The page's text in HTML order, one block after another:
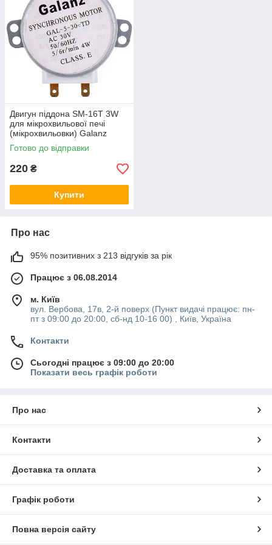
Що б замовити обраний товар, вам достатньо додати його в
свою корзину і перейти на сторінку оформлення замовлення.
Менеджери нашого сайту можуть надати вам допомогу в
оформленні замовлення і відповісти на всі запитання.
Перед тим як замовити двигун для свч печі, зв'яжіться з
менеджером магазину для утонения деталей оплати і
доставки товару по Україні.
Двигун піддона SM-16T 3W
для мікрохвильової печі
(мікрохвильовки) Galanz
Готово до відправки
220 ₴
Купити
Про нас
95% позитивних з 213 відгуків за рік
Працює з 06.08.2014
м. Київ
вул. Вербова, 17в, 2-й поверх (Пункт видачі працює: пн-
пт з 09:00 до 20:00, сб-нд 10-16 00) , Київ, Україна
Контакти
Сьогодні працює з 09:00 до 20:00
Показати весь графік роботи
Про нас
Контакти
Доставка та оплата
Графік роботи
Повна версія сайту